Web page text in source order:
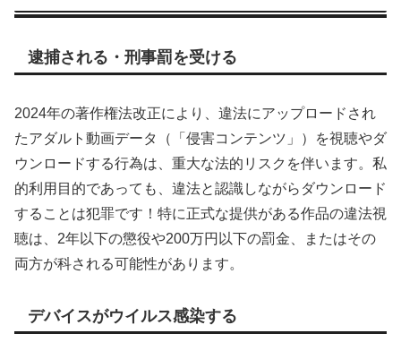
逮捕される・刑事罰を受ける
2024年の著作権法改正により、違法にアップロードされ
たアダルト動画データ（「侵害コンテンツ」）を視聴やダ
ウンロードする行為は、重大な法的リスクを伴います。私
的利用目的であっても、違法と認識しながらダウンロード
することは犯罪です！特に正式な提供がある作品の違法視
聴は、2年以下の懲役や200万円以下の罰金、またはその
両方が科される可能性があります。
デバイスがウイルス感染する